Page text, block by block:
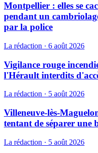
Montpellier : elles se
pendant un
par la police
La rédaction · 6 août 2026
Vigilance rouge
l'Hérault interdits
La rédaction · 5 août 2026
Villeneuve-lès-
tentant de séparer une
La rédaction · 5 août 2026